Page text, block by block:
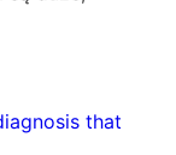
that